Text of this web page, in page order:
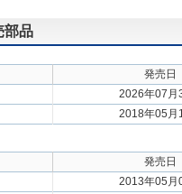
部品
発売日
2026年07月
2018年05月
発売日
2013年05月